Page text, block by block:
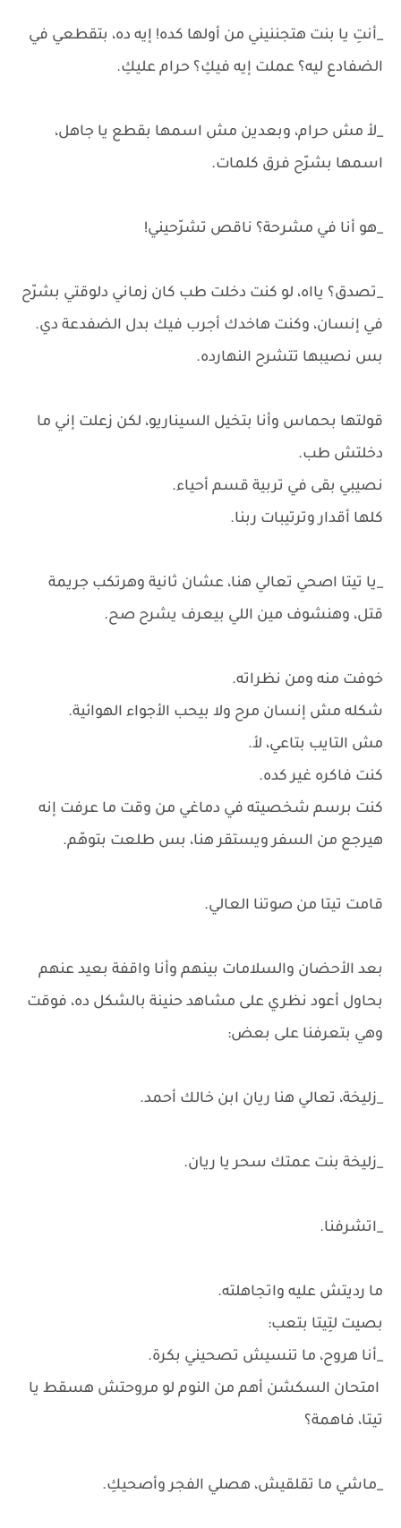
_أنتِ يا بنت هتجننيني من أولها كده! إيه ده، بتقطعي في
الضفادع ليه؟ عملت إيه فيكِ؟ حرام عليكِ.
_لأ مش حرام، وبعدين مش اسمها بقطع يا جاهل،
اسمها بشرّح فرق كلمات.
_هو أنا في مشرحة؟ ناقص تشرّحيني!
_تصدق؟ يااه، لو كنت دخلت طب كان زماني دلوقتي بشرّح
في إنسان، وكنت هاخدك أجرب فيك بدل الضفدعة دي.
بس نصيبها تتشرح النهارده.
قولتها بحماس وأنا بتخيل السيناريو، لكن زعلت إني ما
دخلتش طب.
نصيبي بقى في تربية قسم أحياء.
كلها أقدار وترتيبات ربنا.
_يا تيتا اصحي تعالي هنا، عشان ثانية وهرتكب جريمة
قتل، وهنشوف مين اللي بيعرف يشرح صح.
خوفت منه ومن نظراته.
شكله مش إنسان مرح ولا بيحب الأجواء الهوائية.
مش التايب بتاعي، لأ.
كنت فاكره غير كده.
كنت برسم شخصيته في دماغي من وقت ما عرفت إنه
هيرجع من السفر ويستقر هنا، بس طلعت بتوهّم.
قامت تيتا من صوتنا العالي.
بعد الأحضان والسلامات بينهم وأنا واقفة بعيد عنهم
بحاول أعود نظري على مشاهد حنينة بالشكل ده، فوقت
وهي بتعرفنا على بعض:
_زليخة، تعالي هنا ريان ابن خالك أحمد.
_زليخة بنت عمتك سحر يا ريان.
_اتشرفنا.
ما رديتش عليه واتجاهلته.
بصيت لتِيتا بتعب:
_أنا هروح، ما تنسيش تصحيني بكرة.
امتحان السكشن أهم من النوم لو مروحتش هسقط يا
تيتا، فاهمة؟
_ماشي ما تقلقيش، هصلي الفجر وأصحيكِ.